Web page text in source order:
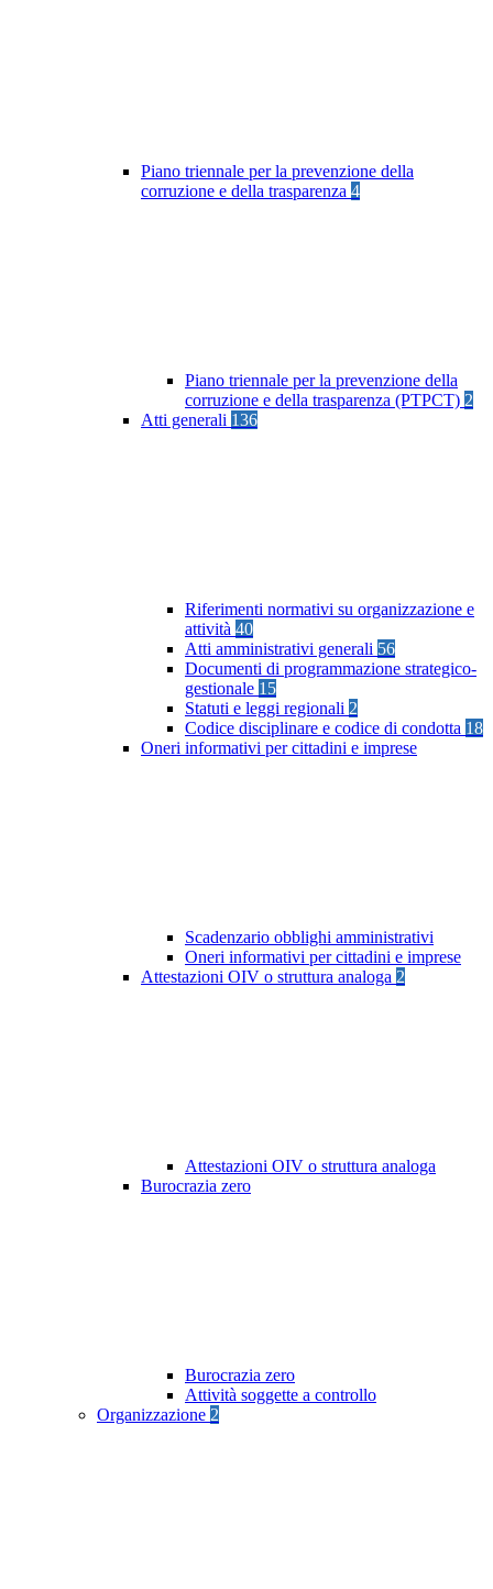
Piano triennale per la prevenzione della
corruzione e della trasparenza 4
Piano triennale per la prevenzione della
corruzione e della trasparenza (PTPCT) 2
Atti generali 136
Riferimenti normativi su organizzazione e
attività 40
Atti amministrativi generali 56
Documenti di programmazione strategico-
gestionale 15
Statuti e leggi regionali 2
Codice disciplinare e codice di condotta 18
Oneri informativi per cittadini e imprese
Scadenzario obblighi amministrativi
Oneri informativi per cittadini e imprese
Attestazioni OIV o struttura analoga 2
Attestazioni OIV o struttura analoga
Burocrazia zero
Burocrazia zero
Attività soggette a controllo
Organizzazione 2